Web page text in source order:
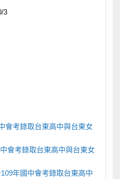
3
會考錄取台東高中與台東女
會考錄取台東高中與台東女
年國中會考錄取台東高中